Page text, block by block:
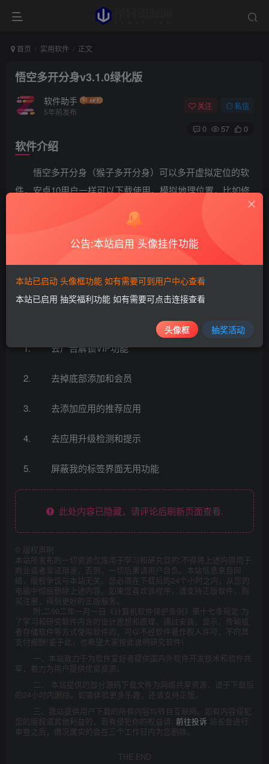
首页 实用软件 正文
悟空多开分身v3.1.0绿化版
软件助手
5年前发布
关注 私信
0 57 0
软件介绍
悟空多开分身（猴子多开分身）可以多开虚拟定位的软
件，安卓10用户一样可以下载使用。模拟地理位置，比如修
改王者战区，修改朋友圈位置信息，修改扣扣说说位置信息
等其他应用位置信息的修改；是娱乐、游戏用户所需。已解
去广告解锁VIP功能
去掉底部添加和会员
去添加应用的推荐应用
去应用升级检测和提示
屏蔽我的标签界面无用功能
此处内容已隐藏，请评论后刷新页面查看.
版权声明
本站所发布的一切资源仅限用于学习和研究目的;不得将上述内容用于
商业或者非法用途，否则，一切后果请用户自负。本站信息来自网
络，版权争议与本站无关。您必须在下载后的24个小时之内，从您的
电脑中彻底删除上述内容。如果您喜欢该程序，请支持正版软件，购
买注册，得到更好的正版服务。
附:二00二年一月一日《计算机软件保护条例》第十七条规定:为
了学习和研究软件内含的设计思想和原理，通过安装、显示、传输或
者存储软件等方式使用软件的，可以不经软件著作权人许可，不向其
支付报酬!鉴于此，也希望大家按此说明研究软件!
一、本站致力于为软件爱好者提供国内外软件开发技术和软件共
享，着力为用户提供优资资源。
二、 本站提供的部分源码下载文件为网络共享资源，请于下载后
的24小时内删除。如需体验更多乐趣，还请支持正版。
三、我站提供用户下载的所有内容均转自互联网。如有内容侵犯
您的版权或其他利益的，若有侵犯你的权益请: 前往投诉 站长会进行
审查之后，情况属实的会在三个工作日内为您删除。
THE END
公告:本站启用 头像挂件功能
本站已启动 头像框功能 如有需要可到用户中心查看
本站已启用 抽奖福利功能 如有需要可点击连接查看
头像框 抽奖活动